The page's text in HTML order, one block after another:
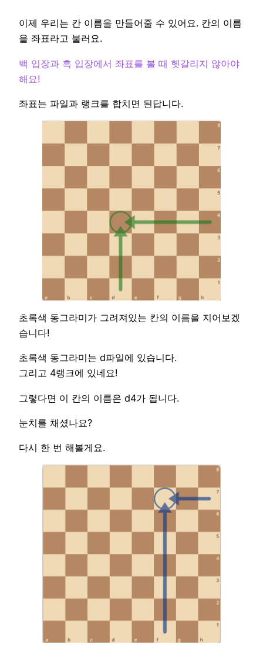
이제 우리는 칸 이름을 만들어줄 수 있어요. 칸의 이름
을 좌표라고 불러요.
백 입장과 흑 입장에서 좌표를 볼 때 헷갈리지 않아야
해요!
좌표는 파일과 랭크를 합치면 된답니다.
초록색 동그라미가 그려져있는 칸의 이름을 지어보겠
습니다!
초록색 동그라미는 d파일에 있습니다.
그리고 4랭크에 있네요!
그렇다면 이 칸의 이름은 d4가 됩니다.
눈치를 채셨나요?
다시 한 번 해볼게요.